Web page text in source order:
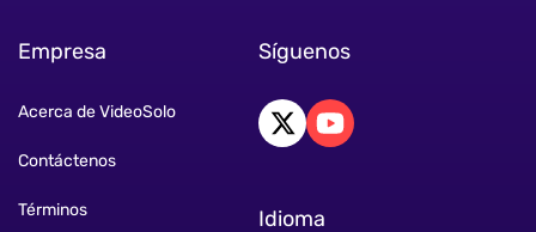
Empresa
Acerca de VideoSolo
Contáctenos
Términos
Síguenos
Idioma